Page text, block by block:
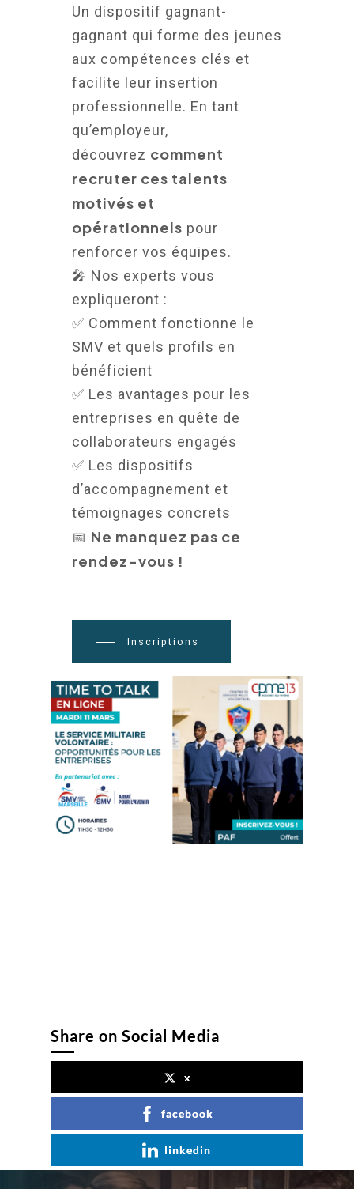
Un dispositif gagnant-
gagnant qui forme des jeunes
aux compétences clés et
facilite leur insertion
professionnelle. En tant
qu’employeur,
découvrez comment
recruter ces talents
motivés et
opérationnels pour
renforcer vos équipes.
🎤 Nos experts vous
expliqueront :
✅ Comment fonctionne le
SMV et quels profils en
bénéficient
✅ Les avantages pour les
entreprises en quête de
collaborateurs engagés
✅ Les dispositifs
d’accompagnement et
témoignages concrets
📅 Ne manquez pas ce
rendez-vous !
Inscriptions
Share on Social Media
x
facebook
linkedin